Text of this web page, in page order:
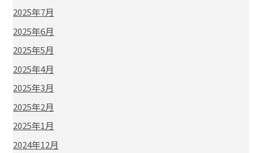
2025年7月
2025年6月
2025年5月
2025年4月
2025年3月
2025年2月
2025年1月
2024年12月